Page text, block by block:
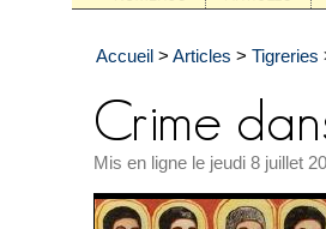
Accueil > Articles > Tigreries
Mis en ligne le jeudi 8 juillet